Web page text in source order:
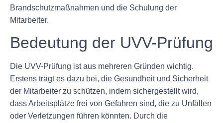
Brandschutzmaßnahmen und die Schulung der
Mitarbeiter.
Bedeutung der UVV-Prüfung
Die UVV-Prüfung ist aus mehreren Gründen wichtig.
Erstens trägt es dazu bei, die Gesundheit und Sicherheit
der Mitarbeiter zu schützen, indem sichergestellt wird,
dass Arbeitsplätze frei von Gefahren sind, die zu Unfällen
oder Verletzungen führen könnten. Durch die